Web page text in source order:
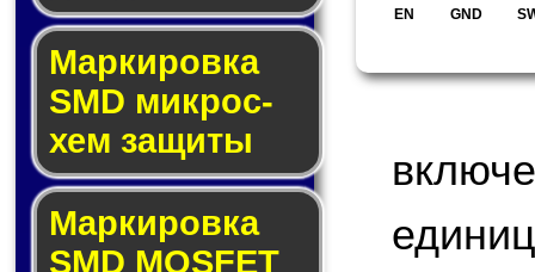
Мар­ки­ров­ка
SMD мик­рос­
хем защиты
Мар­ки­ров­ка
SMD MOSFET
EN GND